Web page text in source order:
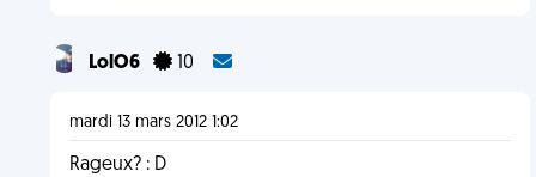
LolO6 10
mardi 13 mars 2012 1:02
Rageux? : D